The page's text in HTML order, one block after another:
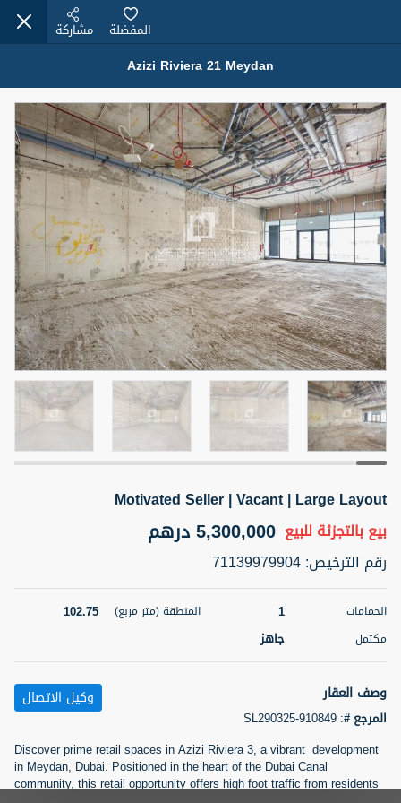
عقارات للبيع (12442)
1.5 BHK 48 Parkside
شقةللبيع 1,350,000 درهم
4
سرير
1
حمام
2
المنطقة (متر
مربع)
75.43
المعروض
مفروش/ة جزئيا
حالة
جاهز
اسم الوسيط
MOHAMMED ARSHAD SAIYED
رقم الوسيط
أتصل الأن
5 أشهر +
2BR Golf, Pool & Villa View | 3 Bathrooms | 1,274.77 Sq
Ft | Ellington House II
شقة
للبيع 4,100,000 درهم
3
المنطقة (متر
مربع)
118.34
المعروض
TATIANA VEBER أتصل الأن
5 أشهر +
Azizi Riviera 21 Meydan
المفضلة مشاركة
Motivated Seller | Vacant | Large Layout
بيع بالتجزئة للبيع 5,300,000 درهم
رقم الترخيص:
71139979904
الحمامات 1 المنطقة (متر مربع) 102.75
مكتمل جاهز
وصف العقار
المرجع #:
SL290325-910849
وكيل الاتصال
Discover prime retail spaces in Azizi Riviera 3, a vibrant development
in Meydan, Dubai. Positioned in the heart of the Dubai Canal
community, this retail opportunity offers high foot traffic from residents
تصفية المفضلة خريطة